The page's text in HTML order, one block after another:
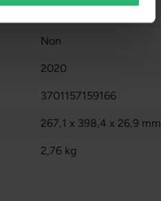
Non
2020
3701157159166
267,1 x 398,4 x 26,9 mm
2,76 kg